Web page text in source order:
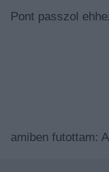
Pont passzol
amiben futottam: